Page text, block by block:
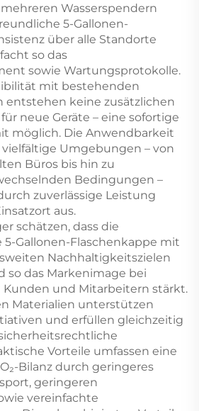
Wasserspendern
5-Gallonen-
über alle Standorte
so das
sowie Wartungsprotokolle.
mit bestehenden
entstehen keine zusätzlichen
neue Geräte – eine sofortige
möglich. Die Anwendbarkeit
Umgebungen – von
Büros bis hin zu
Bedingungen –
zuverlässige Leistung
aus.
schätzen, dass die
Gallonen-Flaschenkappe mit
Nachhaltigkeitszielen
das Markenimage bei
und Mitarbeitern stärkt.
Materialien unterstützen
und erfüllen gleichzeitig
Vorteile umfassen eine
Bilanz durch geringeres
geringeren
vereinfachte